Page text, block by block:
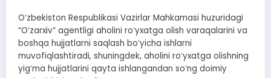
Oʻzbekiston Respublikasi Vazirlar Mahkamasi huzuridagi
“Oʻzarxiv” agentligi aholini roʻyxatga olish varaqalarini va
boshqa hujjatlarni saqlash boʻyicha ishlarni
muvofiqlashtiradi, shuningdek, aholini roʻyxatga olishning
yigʻma hujjatlarini qayta ishlangandan soʻng doimiy